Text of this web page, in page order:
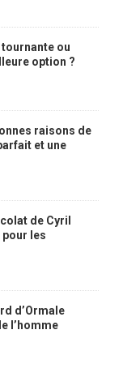
ou
option ?
raisons de
et une
de Cyril
les
d’Ormale
l’homme